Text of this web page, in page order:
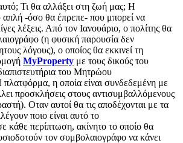
Τι θα αλλάξει στη ζωή μας; Η
απλή -όσο θα έπρεπε- που μπορεί να
λέξεις. Από τον Ιανουάριο, ο πολίτης θα
(η φυσική παρουσία δεν
λόγους), ο οποίος θα εκκινεί τη
MyProperty με τους δικούς του
του Μητρώου
η οποία είναι συνδεδεμένη με
προσκλήσεις στους αντισυμβαλλόμενους
Οταν αυτοί θα τις αποδέχονται με τα
ποιο είναι αυτό το
κάθε περίπτωση, ακίνητο το οποίο θα
τον συμβολαιογράφο να κάνει